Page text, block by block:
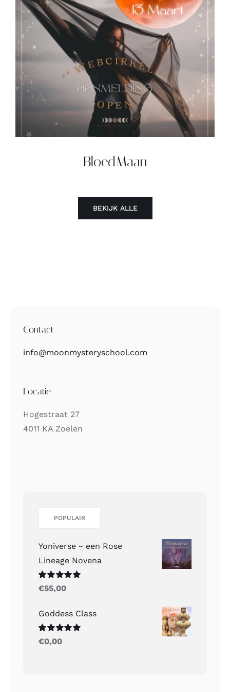
Contact
Zoeken
naar:
BloedMaan
BEKIJK ALLE
Contact
info@moonmysteryschool.com
Locatie
Hogestraat 27
4011 KA Zoelen
POPULAIR
Yoniverse ~ een Rose
Lineage Novena
Gewaardeerd
uit 5
€55,00
Goddess Class
Gewaardeerd
5.00
€0,00